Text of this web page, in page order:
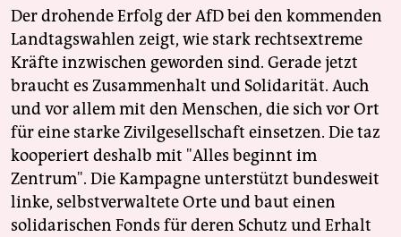
Der drohende Erfolg der AfD bei den kommenden
Landtagswahlen zeigt, wie stark rechtsextreme
Kräfte inzwischen geworden sind. Gerade jetzt
braucht es Zusammenhalt und Solidarität. Auch
und vor allem mit den Menschen, die sich vor Ort
für eine starke Zivilgesellschaft einsetzen. Die taz
kooperiert deshalb mit "Alles beginnt im
Zentrum". Die Kampagne unterstützt bundesweit
linke, selbstverwaltete Orte und baut einen
solidarischen Fonds für deren Schutz und Erhalt